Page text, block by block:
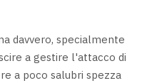
davvero, specialmente
a gestire l'attacco di
a poco salubri spezza